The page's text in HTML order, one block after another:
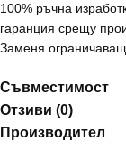
100% ръчна
гаранция срещу
Заменя
Съвместимост
Отзиви (0)
Производител